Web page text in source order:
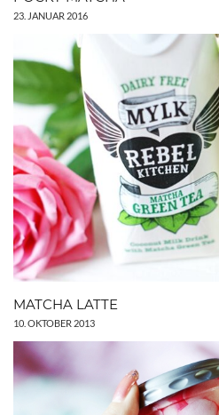
23. JANUAR 2016
MATCHA LATTE
10. OKTOBER 2013